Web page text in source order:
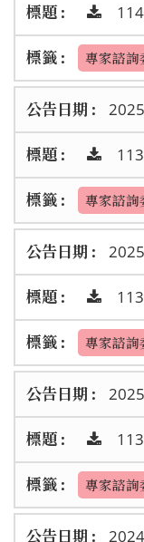
專家諮詢
專家諮詢
專家諮詢
專家諮詢